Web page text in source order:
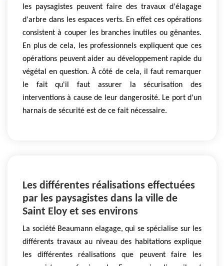
les paysagistes peuvent faire des travaux d'élagage
d'arbre dans les espaces verts. En effet ces opérations
consistent à couper les branches inutiles ou gênantes.
En plus de cela, les professionnels expliquent que ces
opérations peuvent aider au développement rapide du
végétal en question. À côté de cela, il faut remarquer
le fait qu'il faut assurer la sécurisation des
interventions à cause de leur dangerosité. Le port d'un
harnais de sécurité est de ce fait nécessaire.
Les différentes réalisations effectuées
par les paysagistes dans la ville de
Saint Eloy et ses environs
La société Beaumann elagage, qui se spécialise sur les
différents travaux au niveau des habitations explique
les différentes réalisations que peuvent faire les